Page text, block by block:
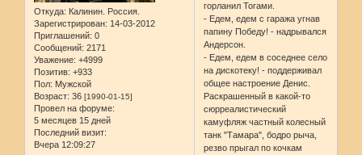
Откуда: Калинин. Россия.
Зарегистрирован: 14-03-2012
Приглашений: 0
Сообщений: 2171
Уважение: +4999
Позитив: +933
Пол: Мужской
Возраст: 36 [1990-01-15]
Провел на форуме:
5 месяцев 15 дней
Последний визит:
Вчера 12:09:27
горланил Тогами.
- Едем, едем с гаража угнав
папину Победу! - надрывался
Андерсон.
- Едем, едем в соседнее село
на дискотеку! - поддерживал
общее настроение Денис.
Раскрашенный в какой-то
сюрреалистический
камуфляж частный колесный
танк "Тамара", бодро рыча,
резво прыгал по кочкам